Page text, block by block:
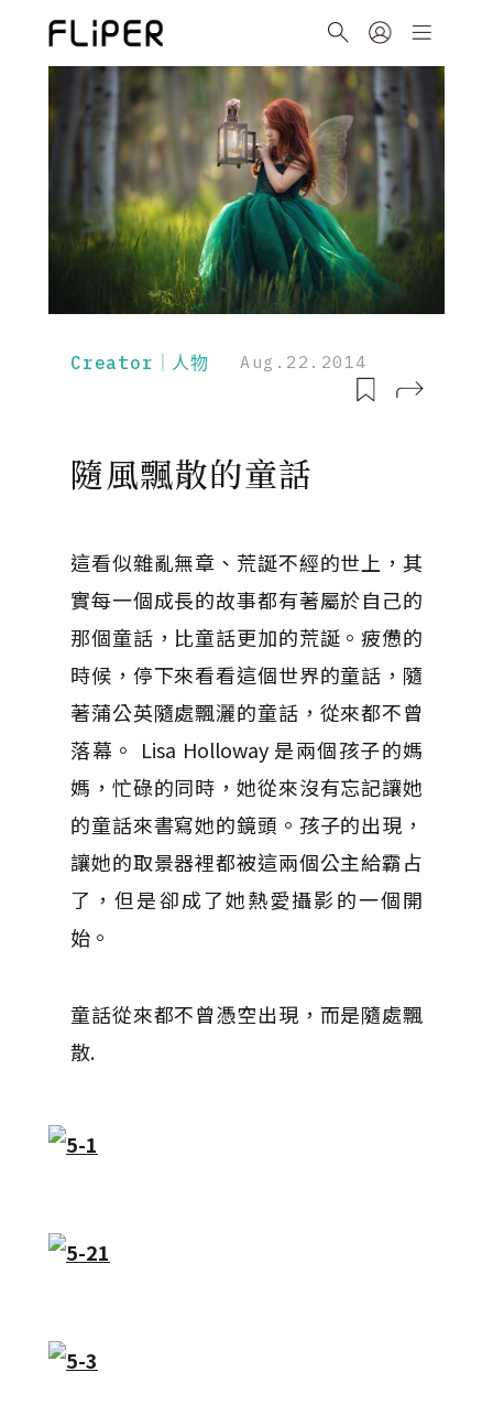
Creator｜人物 Aug.22.2014
隨風飄散的童話
這看似雜亂無章、荒誕不經的世上，其
實每一個成長的故事都有著屬於自己的
那個童話，比童話更加的荒誕。疲憊的
時候，停下來看看這個世界的童話，隨
著蒲公英隨處飄灑的童話，從來都不曾
落幕。 Lisa Holloway 是兩個孩子的媽
媽，忙碌的同時，她從來沒有忘記讓她
的童話來書寫她的鏡頭。孩子的出現，
讓她的取景器裡都被這兩個公主給霸占
了，但是卻成了她熱愛攝影的一個開
始。
童話從來都不曾憑空出現，而是隨處飄
散.